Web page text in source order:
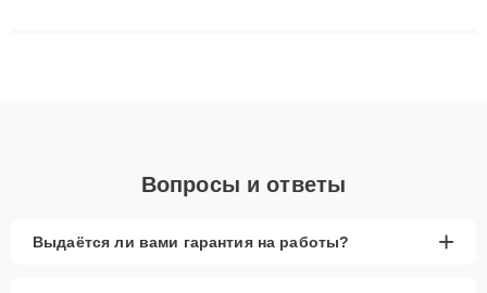
Вопросы и ответы
Выдаётся ли вами гарантия на работы? +